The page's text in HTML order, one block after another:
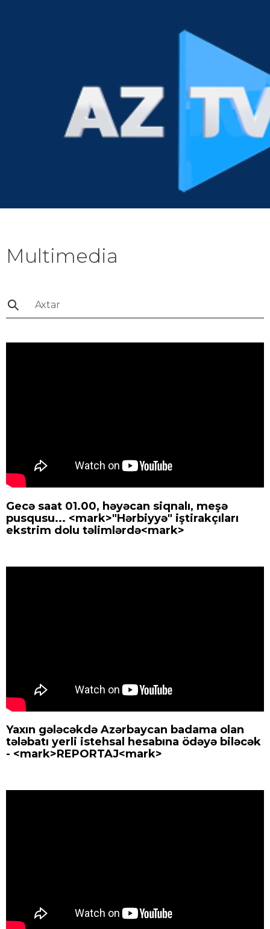
Multimedia
Gecə saat 01.00, həyəcan siqnalı, meşə
pusqusu... <mark>"Hərbiyyə" iştirakçıları
ekstrim dolu təlimlərdə<mark>
Yaxın gələcəkdə Azərbaycan badama olan
tələbatı yerli istehsal hesabına ödəyə biləcək
- <mark>REPORTAJ<mark>